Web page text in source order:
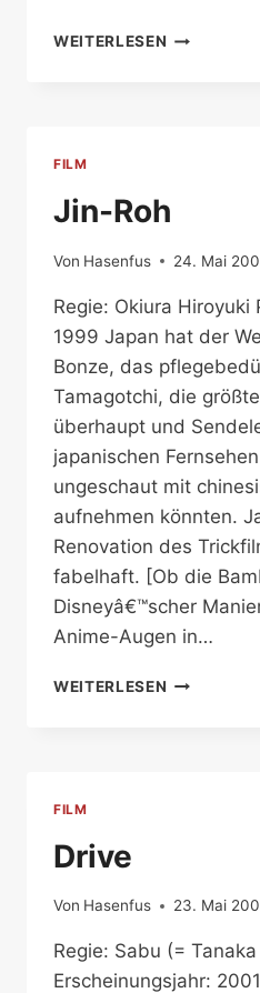
WEITERLESEN WARM
FILM
Jin-Roh
Von Hasenfus 24. Mai
Regie: Okiura Hiroyuki
1999 Japan hat der
Bonze, das
Tamagotchi, die
überhaupt und
japanischen
ungeschaut mit
aufnehmen könnten.
Renovation des
fabelhaft. [Ob die
Disneyâ€™scher
Anime-Augen in…
WEITERLESEN JIN-
FILM
Drive
Von Hasenfus 23. Mai
Regie: Sabu (=
Erscheinungsjahr: